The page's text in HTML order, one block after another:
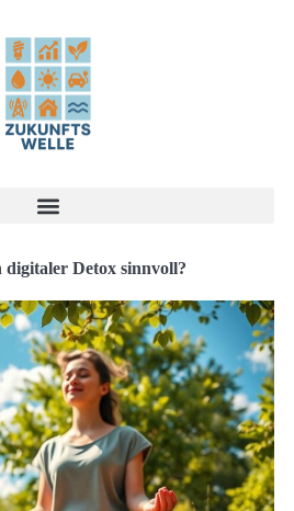
digitaler Detox sinnvoll?